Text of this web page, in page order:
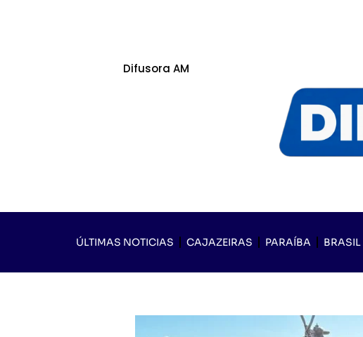
Difusora AM
ÚLTIMAS NOTICIAS CAJAZEIRAS PARAÍBA BRASIL